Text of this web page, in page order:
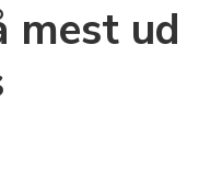
mest ud